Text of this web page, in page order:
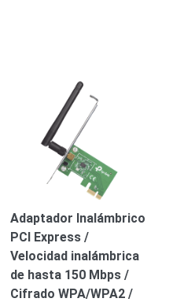
Adaptador Inalámbrico
PCI Express /
Velocidad inalámbrica
de hasta 150 Mbps /
Cifrado WPA/WPA2 /